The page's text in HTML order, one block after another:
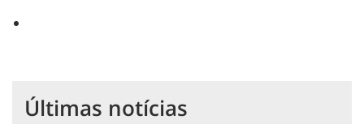
Últimas notícias